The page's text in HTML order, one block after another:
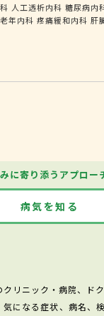
人工透析内科 糖尿病内
老年内科 疼痛緩和内科 肝
に寄り添うアプロー
病気を知る
リニック・病院、ド
なる症状、病名、